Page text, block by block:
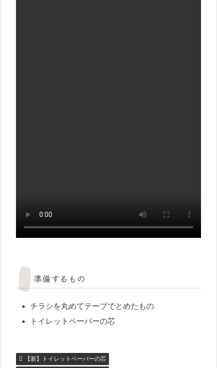
準備するもの
チラシを丸めてテープでとめたもの
トイレットペーパーの芯
【新】トイレットペーパーの芯